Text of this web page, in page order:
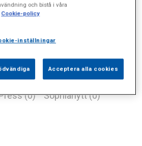
(1) Specialister (0)
(0) Sophianytt (0)
och bistå i våra
Cookie-policy
inställningar
Acceptera alla cookies